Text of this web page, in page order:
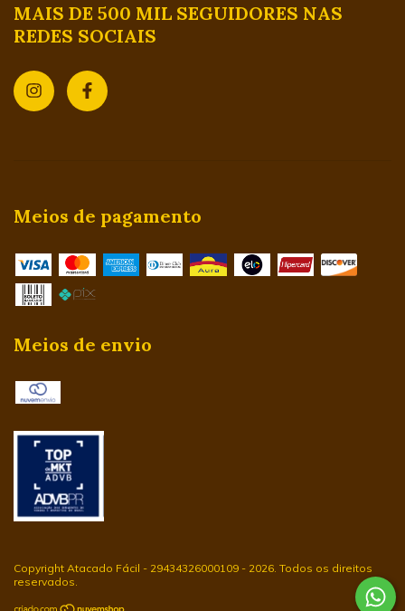
MAIS DE 500 MIL SEGUIDORES NAS
REDES SOCIAIS
Meios de pagamento
Meios de envio
Copyright Atacado Fácil - 29434326000109 - 2026. Todos os direitos
reservados.